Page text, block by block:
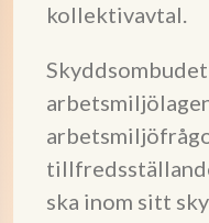
kollektivavtal.
ska inom sitt